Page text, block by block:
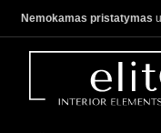
Nemokamas pristatymas